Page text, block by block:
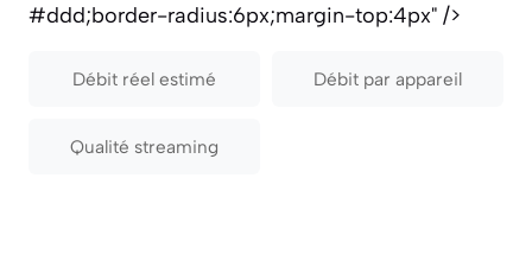
#ddd;border-radius:6px;margin-top:4px" />
Débit réel estimé Débit par appareil
Qualité streaming